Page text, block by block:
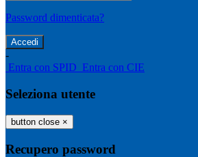
Password dimenticata?
-
Entra con SPID Entra con CIE
Seleziona utente
button close ×
Recupero password